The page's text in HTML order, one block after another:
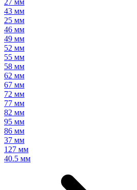
27 мм
43 мм
25 мм
46 мм
49 мм
52 мм
55 мм
58 мм
62 мм
67 мм
72 мм
77 мм
82 мм
95 мм
86 мм
37 мм
127 мм
40.5 мм